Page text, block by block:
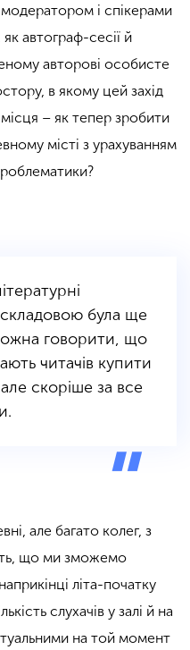
і спікерами
як автограф-сесії й
авторові особисте
в якому цей захід
місця – як тепер зробити
місті з урахуванням
складовою була ще
говорити, що
читачів купити
скоріше за все
але багато колег, з
що ми зможемо
літа-початку
слухачів у залі й на
на той момент